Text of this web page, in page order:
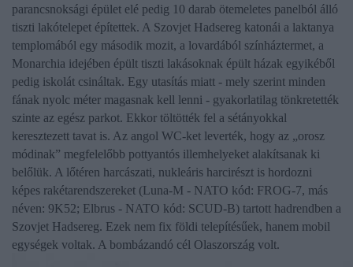
parancsnoksági épület elé pedig 10 darab ötemeletes panelból álló
tiszti lakótelepet építettek. A Szovjet Hadsereg katonái a laktanya
templomából egy második mozit, a lovardából színháztermet, a
Monarchia idejében épült tiszti lakásoknak épült házak egyikéből
pedig iskolát csináltak. Egy utasítás miatt - mely szerint minden
fának nyolc méter magasnak kell lenni - gyakorlatilag tönkretették
szinte az egész parkot. Ekkor töltötték fel a sétányokkal
keresztezett tavat is. Az angol WC-ket leverték, hogy az „orosz
módinak” megfelelőbb pottyantós illemhelyeket alakítsanak ki
belőlük. A lőtéren harcászati, nukleáris harcirészt is hordozni
képes rakétarendszereket (Luna-M - NATO kód: FROG-7, más
néven: 9K52; Elbrus - NATO kód: SCUD-B) tartott hadrendben a
Szovjet Hadsereg. Ezek nem fix földi telepítésűek, hanem mobil
egységek voltak. A bombázandó cél Olaszország volt.